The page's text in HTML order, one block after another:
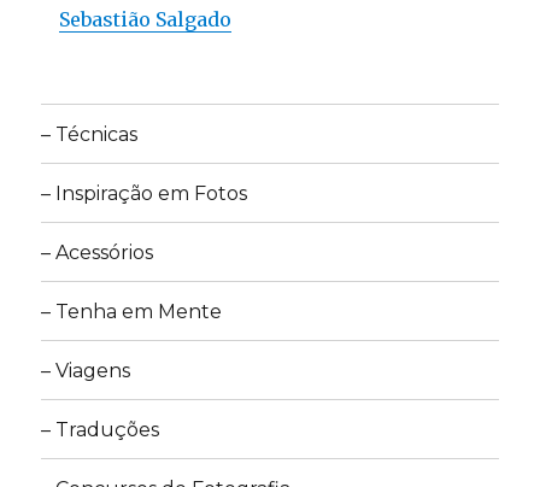
Sebastião Salgado
– Técnicas
– Inspiração em Fotos
– Acessórios
– Tenha em Mente
– Viagens
– Traduções